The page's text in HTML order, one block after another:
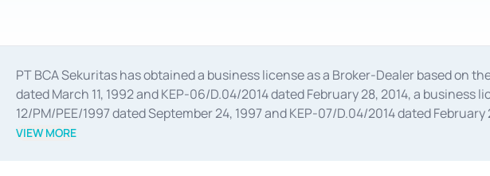
PT BCA Sekuritas has obtained a business license as a Broker-Dealer based on
dated March 11, 1992 and KEP-06/D.04/2014 dated February 28, 2014, a
12/PM/PEE/1997 dated September 24, 1997 and KEP-07/D.04/2014 dated
divestments, and joint ventures based on the decree of the Financial Services
VIEW MORE